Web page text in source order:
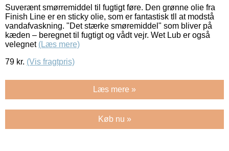
Suverænt smørremiddel til fugtigt føre. Den grønne olie fra
Finish Line er en sticky olie, som er fantastisk tll at modstå
vandafvaskning. "Det stærke smøremiddel" som bliver på
kæden – beregnet til fugtigt og vådt vejr. Wet Lub er også
velegnet (Læs mere)
79 kr. (Vis fragtpris)
Læs mere »
Køb nu »